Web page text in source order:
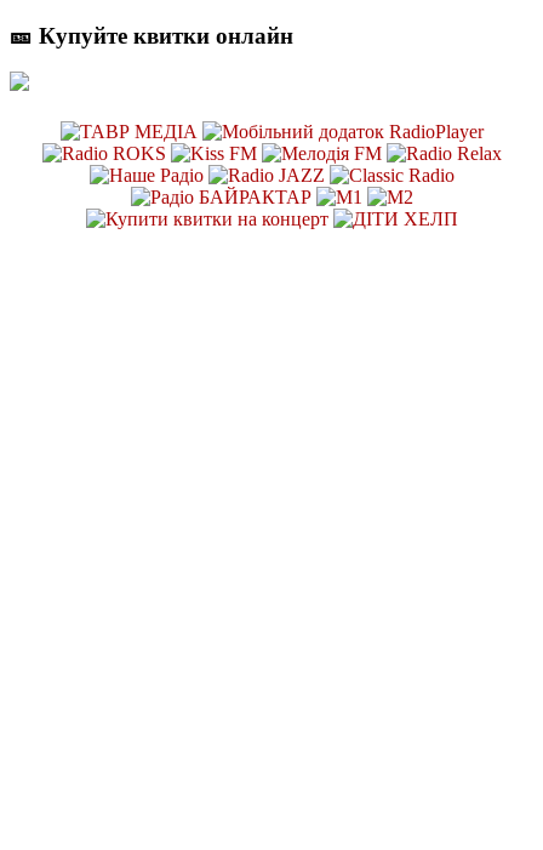
🎫 Купуйте квитки онлайн